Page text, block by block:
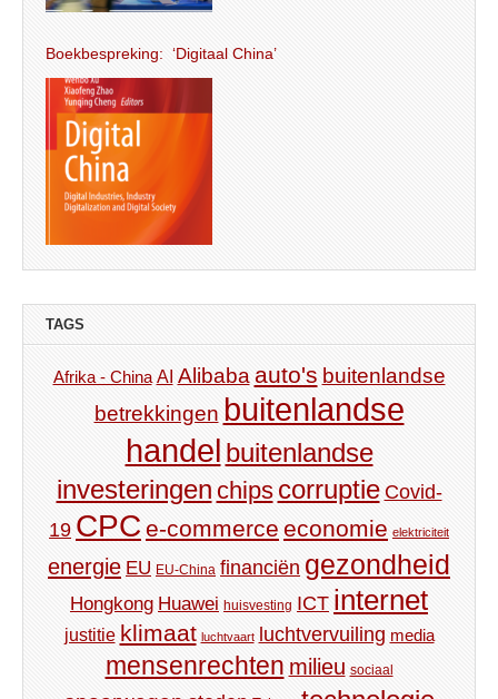
Boekbespreking: ‘Digitaal China’
TAGS
Afrika - China AI Alibaba auto's buitenlandse
betrekkingen buitenlandse
handel buitenlandse
investeringen chips corruptie Covid-
19 CPC e-commerce economie elektriciteit
energie EU EU-China financiën gezondheid
Hongkong Huawei huisvesting ICT internet
justitie klimaat luchtvaart luchtvervuiling media
mensenrechten milieu sociaal